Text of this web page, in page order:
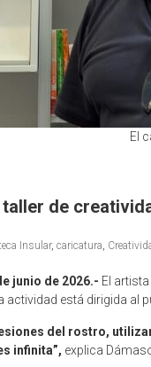
El
de
Insular, caricatura,
junio de 2026.- El
actividad está dirigida
del rostro,
infinita”, explica